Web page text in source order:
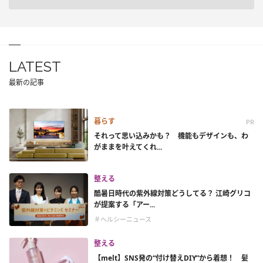
LATEST
最新の記事
暮らす PR
それって思い込みかも？ 機能もデザインも、わ
がままを叶えてくれ...
整える
酷暑日時代の紫外線対策どうしてる？ 江崎グリコ
が提案する「アー...
＃ヘルシーニュース
整える
【melt】SNS発の“付け替えDIY”から着想！ 髪